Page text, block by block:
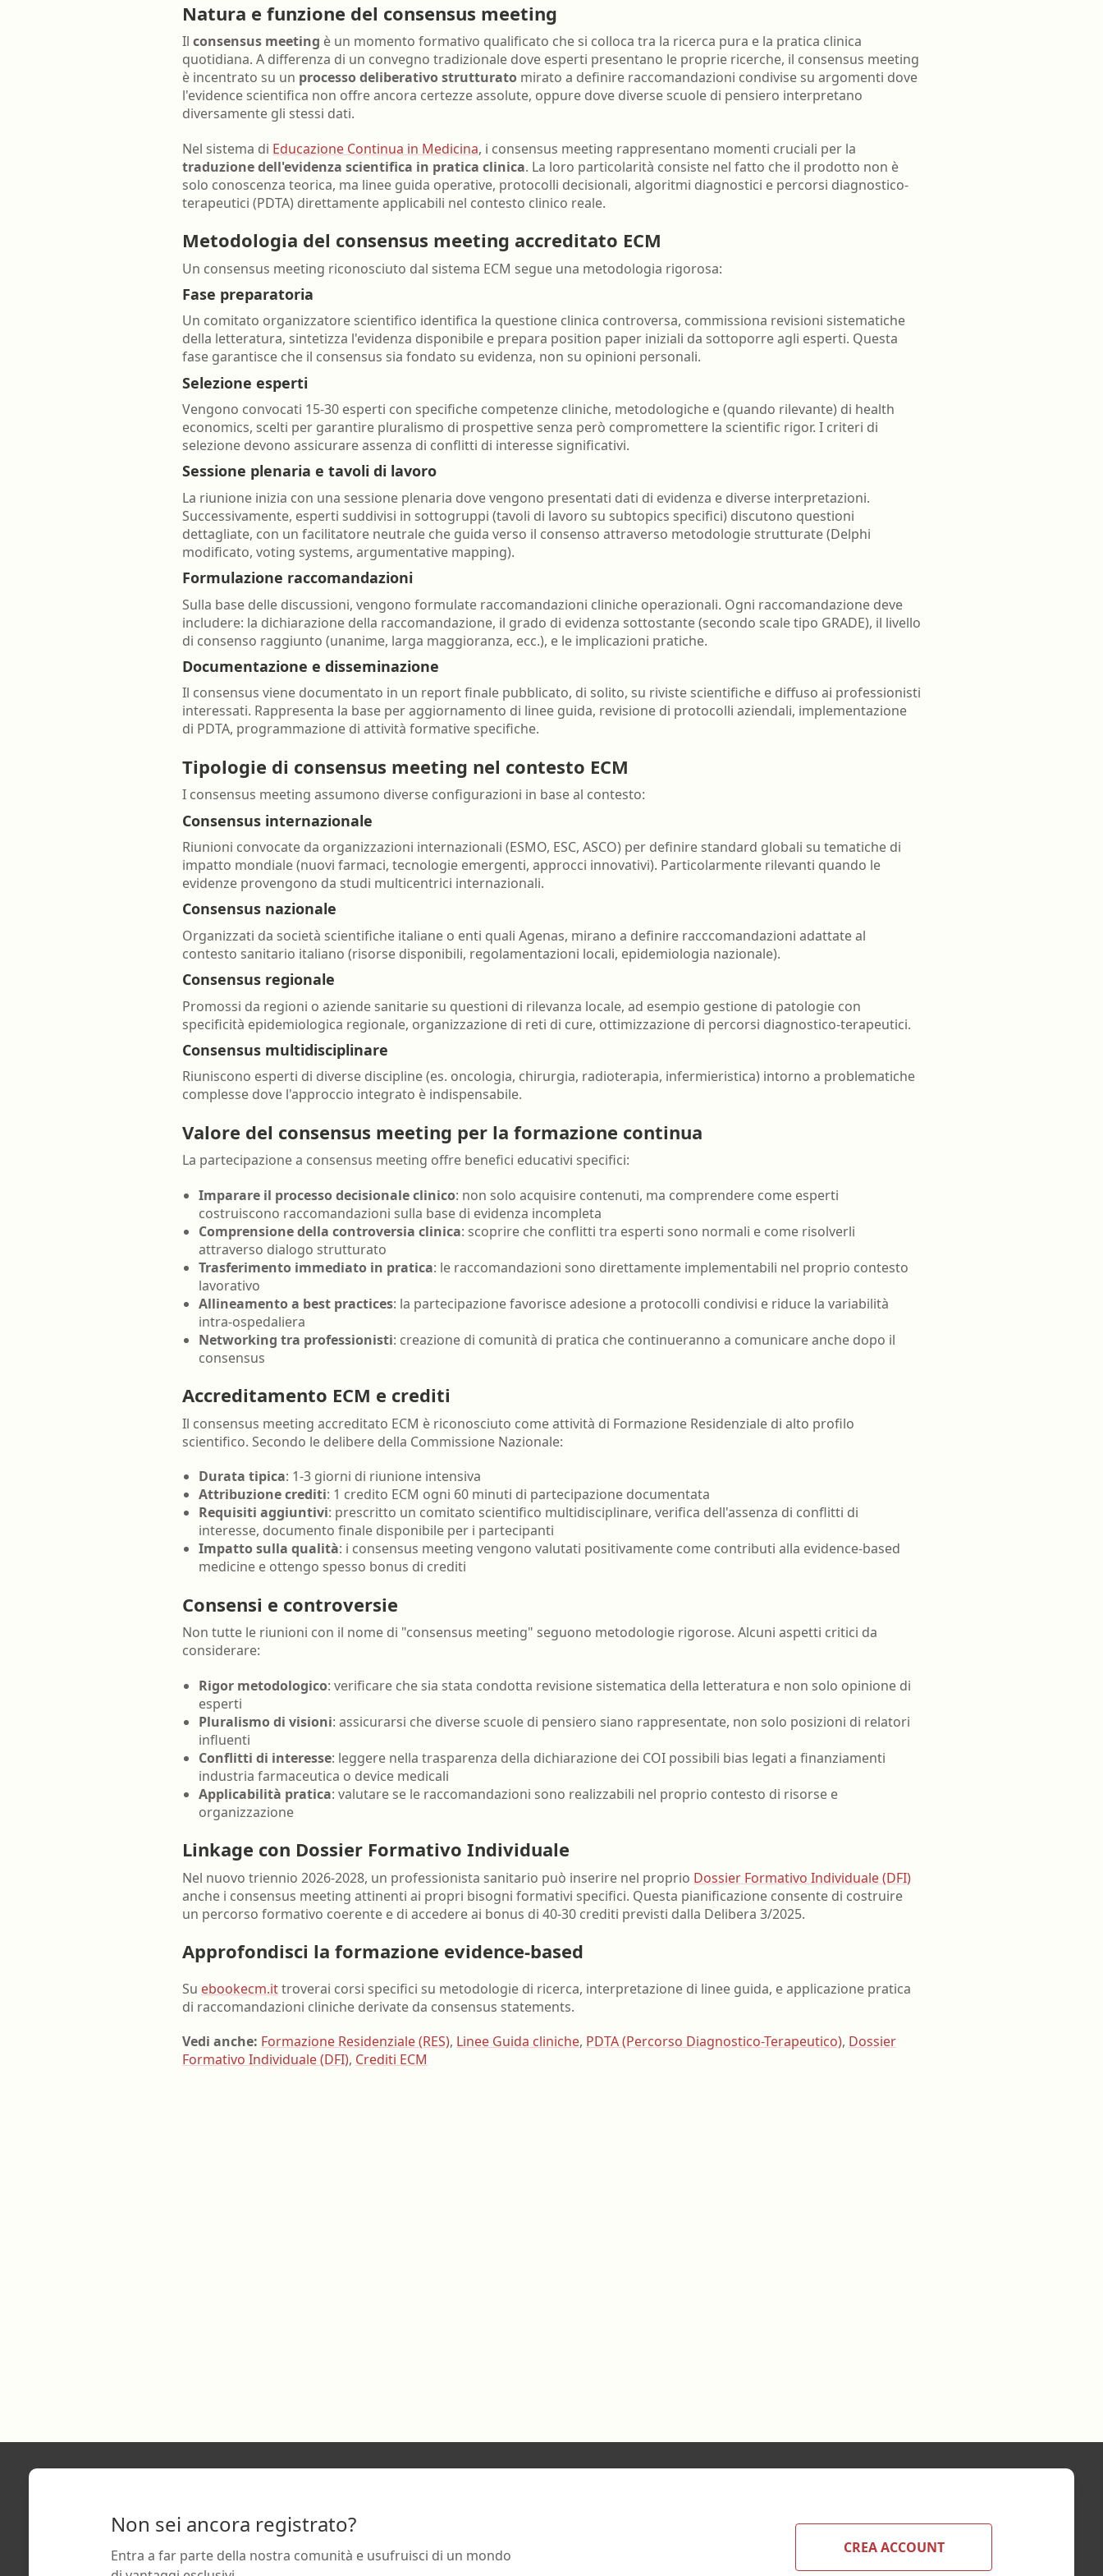
Farmacia ospedaliera
Farmacia territoriale
Fisioterapista
Ortottista/assistente di oftalmologia
Podologo
Psicoterapeuta
Tecnico della riabilitazione
psichiatrica
Tecnico di neurofisiopatologia
allevamenti e delle produzioni
zootecniche
Veterinario - sanità animale
Natura e funzione del consensus meeting
Il consensus meeting è un momento formativo qualificato che si colloca tra la ricerca pura e la pratica clinica
quotidiana. A differenza di un convegno tradizionale dove esperti presentano le proprie ricerche, il consensus meeting
è incentrato su un processo deliberativo strutturato mirato a definire raccomandazioni condivise su argomenti dove
l'evidence scientifica non offre ancora certezze assolute, oppure dove diverse scuole di pensiero interpretano
diversamente gli stessi dati.
Nel sistema di Educazione Continua in Medicina, i consensus meeting rappresentano momenti cruciali per la
traduzione dell'evidenza scientifica in pratica clinica. La loro particolarità consiste nel fatto che il prodotto non è
solo conoscenza teorica, ma linee guida operative, protocolli decisionali, algoritmi diagnostici e percorsi diagnostico-
terapeutici (PDTA) direttamente applicabili nel contesto clinico reale.
Metodologia del consensus meeting accreditato ECM
Un consensus meeting riconosciuto dal sistema ECM segue una metodologia rigorosa:
Fase preparatoria
Un comitato organizzatore scientifico identifica la questione clinica controversa, commissiona revisioni sistematiche
della letteratura, sintetizza l'evidenza disponibile e prepara position paper iniziali da sottoporre agli esperti. Questa
fase garantisce che il consensus sia fondato su evidenza, non su opinioni personali.
Selezione esperti
Vengono convocati 15-30 esperti con specifiche competenze cliniche, metodologiche e (quando rilevante) di health
economics, scelti per garantire pluralismo di prospettive senza però compromettere la scientific rigor. I criteri di
selezione devono assicurare assenza di conflitti di interesse significativi.
Sessione plenaria e tavoli di lavoro
La riunione inizia con una sessione plenaria dove vengono presentati dati di evidenza e diverse interpretazioni.
Successivamente, esperti suddivisi in sottogruppi (tavoli di lavoro su subtopics specifici) discutono questioni
dettagliate, con un facilitatore neutrale che guida verso il consenso attraverso metodologie strutturate (Delphi
modificato, voting systems, argumentative mapping).
Formulazione raccomandazioni
Sulla base delle discussioni, vengono formulate raccomandazioni cliniche operazionali. Ogni raccomandazione deve
includere: la dichiarazione della raccomandazione, il grado di evidenza sottostante (secondo scale tipo GRADE), il livello
di consenso raggiunto (unanime, larga maggioranza, ecc.), e le implicazioni pratiche.
Documentazione e disseminazione
Il consensus viene documentato in un report finale pubblicato, di solito, su riviste scientifiche e diffuso ai professionisti
interessati. Rappresenta la base per aggiornamento di linee guida, revisione di protocolli aziendali, implementazione
di PDTA, programmazione di attività formative specifiche.
Tipologie di consensus meeting nel contesto ECM
I consensus meeting assumono diverse configurazioni in base al contesto:
Consensus internazionale
Riunioni convocate da organizzazioni internazionali (ESMO, ESC, ASCO) per definire standard globali su tematiche di
impatto mondiale (nuovi farmaci, tecnologie emergenti, approcci innovativi). Particolarmente rilevanti quando le
evidenze provengono da studi multicentrici internazionali.
Consensus nazionale
Organizzati da società scientifiche italiane o enti quali Agenas, mirano a definire racccomandazioni adattate al
contesto sanitario italiano (risorse disponibili, regolamentazioni locali, epidemiologia nazionale).
Consensus regionale
Promossi da regioni o aziende sanitarie su questioni di rilevanza locale, ad esempio gestione di patologie con
specificità epidemiologica regionale, organizzazione di reti di cure, ottimizzazione di percorsi diagnostico-terapeutici.
Consensus multidisciplinare
Riuniscono esperti di diverse discipline (es. oncologia, chirurgia, radioterapia, infermieristica) intorno a problematiche
complesse dove l'approccio integrato è indispensabile.
Valore del consensus meeting per la formazione continua
La partecipazione a consensus meeting offre benefici educativi specifici:
Imparare il processo decisionale clinico: non solo acquisire contenuti, ma comprendere come esperti
costruiscono raccomandazioni sulla base di evidenza incompleta
Comprensione della controversia clinica: scoprire che conflitti tra esperti sono normali e come risolverli
attraverso dialogo strutturato
Trasferimento immediato in pratica: le raccomandazioni sono direttamente implementabili nel proprio contesto
lavorativo
Allineamento a best practices: la partecipazione favorisce adesione a protocolli condivisi e riduce la variabilità
intra-ospedaliera
Networking tra professionisti: creazione di comunità di pratica che continueranno a comunicare anche dopo il
consensus
Accreditamento ECM e crediti
Il consensus meeting accreditato ECM è riconosciuto come attività di Formazione Residenziale di alto profilo
scientifico. Secondo le delibere della Commissione Nazionale:
Durata tipica: 1-3 giorni di riunione intensiva
Attribuzione crediti: 1 credito ECM ogni 60 minuti di partecipazione documentata
Requisiti aggiuntivi: prescritto un comitato scientifico multidisciplinare, verifica dell'assenza di conflitti di
interesse, documento finale disponibile per i partecipanti
Impatto sulla qualità: i consensus meeting vengono valutati positivamente come contributi alla evidence-based
medicine e ottengo spesso bonus di crediti
Consensi e controversie
Non tutte le riunioni con il nome di "consensus meeting" seguono metodologie rigorose. Alcuni aspetti critici da
considerare:
Rigor metodologico: verificare che sia stata condotta revisione sistematica della letteratura e non solo opinione di
esperti
Pluralismo di visioni: assicurarsi che diverse scuole di pensiero siano rappresentate, non solo posizioni di relatori
influenti
Conflitti di interesse: leggere nella trasparenza della dichiarazione dei COI possibili bias legati a finanziamenti
industria farmaceutica o device medicali
Applicabilità pratica: valutare se le raccomandazioni sono realizzabili nel proprio contesto di risorse e
organizzazione
Linkage con Dossier Formativo Individuale
Nel nuovo triennio 2026-2028, un professionista sanitario può inserire nel proprio Dossier Formativo Individuale (DFI)
anche i consensus meeting attinenti ai propri bisogni formativi specifici. Questa pianificazione consente di costruire
un percorso formativo coerente e di accedere ai bonus di 40-30 crediti previsti dalla Delibera 3/2025.
Approfondisci la formazione evidence-based
Su ebookecm.ittroverai corsi specifici su metodologie di ricerca, interpretazione di linee guida, e applicazione pratica
di raccomandazioni cliniche derivate da consensus statements.
Vedi anche: Formazione Residenziale (RES), Linee Guida cliniche, PDTA (Percorso Diagnostico-Terapeutico), Dossier
Formativo Individuale (DFI), Crediti ECM
Non sei ancora registrato?
Entra a far parte della nostra comunità e usufruisci di un mondo
CREA ACCOUNT